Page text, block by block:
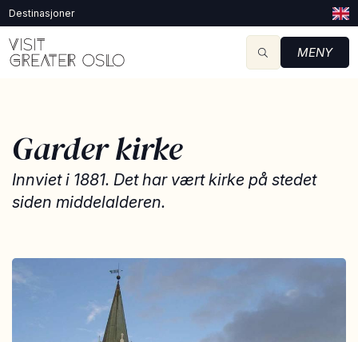
Destinasjoner
MENY
Garder kirke
Innviet i 1881. Det har vært kirke på stedet
siden middelalderen.